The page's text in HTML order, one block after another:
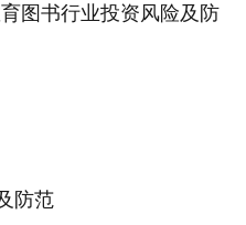
图书行业投资风险及防
防范